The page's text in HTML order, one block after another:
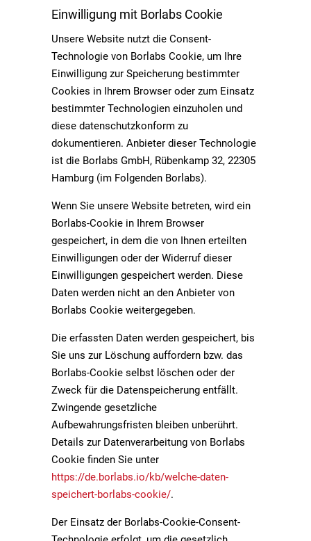
Einwilligung mit Borlabs Cookie
Unsere Website nutzt die Consent-
Technologie von Borlabs Cookie, um Ihre
Einwilligung zur Speicherung bestimmter
Cookies in Ihrem Browser oder zum Einsatz
bestimmter Technologien einzuholen und
diese datenschutzkonform zu
dokumentieren. Anbieter dieser Technologie
ist die Borlabs GmbH, Rübenkamp 32, 22305
Hamburg (im Folgenden Borlabs).
Wenn Sie unsere Website betreten, wird ein
Borlabs-Cookie in Ihrem Browser
gespeichert, in dem die von Ihnen erteilten
Einwilligungen oder der Widerruf dieser
Einwilligungen gespeichert werden. Diese
Daten werden nicht an den Anbieter von
Borlabs Cookie weitergegeben.
Die erfassten Daten werden gespeichert, bis
Sie uns zur Löschung auffordern bzw. das
Borlabs-Cookie selbst löschen oder der
Zweck für die Datenspeicherung entfällt.
Zwingende gesetzliche
Aufbewahrungsfristen bleiben unberührt.
Details zur Datenverarbeitung von Borlabs
Cookie finden Sie unter
https://de.borlabs.io/kb/welche-daten-
speichert-borlabs-cookie/.
Der Einsatz der Borlabs-Cookie-Consent-